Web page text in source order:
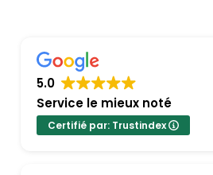
5.0
Service le mieux noté
Certifié par: Trustindex